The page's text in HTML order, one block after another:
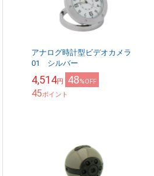
アナログ時計型ビデオカメラ
01 シルバー
4,514円 48%OFF
45ポイント